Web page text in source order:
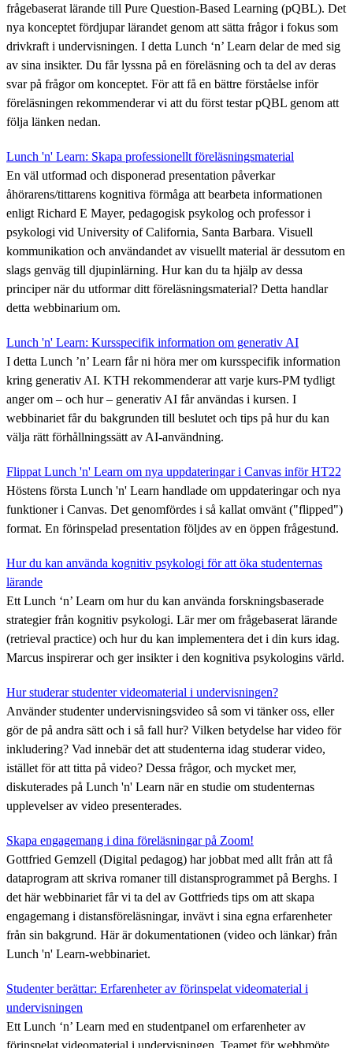
frågebaserat lärande till Pure Question-Based Learning (pQBL). Det
nya konceptet fördjupar lärandet genom att sätta frågor i fokus som
drivkraft i undervisningen. I detta Lunch ‘n’ Learn delar de med sig
av sina insikter. Du får lyssna på en föreläsning och ta del av deras
svar på frågor om konceptet. För att få en bättre förståelse inför
föreläsningen rekommenderar vi att du först testar pQBL genom att
följa länken nedan.
Lunch 'n' Learn: Skapa professionellt föreläsningsmaterial
En väl utformad och disponerad presentation påverkar
åhörarens/tittarens kognitiva förmåga att bearbeta informationen
enligt Richard E Mayer, pedagogisk psykolog och professor i
psykologi vid University of California, Santa Barbara. Visuell
kommunikation och användandet av visuellt material är dessutom en
slags genväg till djupinlärning. Hur kan du ta hjälp av dessa
principer när du utformar ditt föreläsningsmaterial? Detta handlar
detta webbinarium om.
Lunch 'n' Learn: Kursspecifik information om generativ AI
I detta Lunch ’n’ Learn får ni höra mer om kursspecifik information
kring generativ AI. KTH rekommenderar att varje kurs-PM tydligt
anger om – och hur – generativ AI får användas i kursen. I
webbinariet får du bakgrunden till beslutet och tips på hur du kan
välja rätt förhållningssätt av AI-användning.
Flippat Lunch 'n' Learn om nya uppdateringar i Canvas inför HT22
Höstens första Lunch 'n' Learn handlade om uppdateringar och nya
funktioner i Canvas. Det genomfördes i så kallat omvänt ("flipped")
format. En förinspelad presentation följdes av en öppen frågestund.
Hur du kan använda kognitiv psykologi för att öka studenternas
lärande
Ett Lunch ‘n’ Learn om hur du kan använda forskningsbaserade
strategier från kognitiv psykologi. Lär mer om frågebaserat lärande
(retrieval practice) och hur du kan implementera det i din kurs idag.
Marcus inspirerar och ger insikter i den kognitiva psykologins värld.
Hur studerar studenter videomaterial i undervisningen?
Använder studenter undervisningsvideo så som vi tänker oss, eller
gör de på andra sätt och i så fall hur? Vilken betydelse har video för
inkludering? Vad innebär det att studenterna idag studerar video,
istället för att titta på video? Dessa frågor, och mycket mer,
diskuterades på Lunch 'n' Learn när en studie om studenternas
upplevelser av video presenterades.
Skapa engagemang i dina föreläsningar på Zoom!
Gottfried Gemzell (Digital pedagog) har jobbat med allt från att få
dataprogram att skriva romaner till distansprogrammet på Berghs. I
det här webbinariet får vi ta del av Gottfrieds tips om att skapa
engagemang i distansföreläsningar, invävt i sina egna erfarenheter
från sin bakgrund. Här är dokumentationen (video och länkar) från
Lunch 'n' Learn-webbinariet.
Studenter berättar: Erfarenheter av förinspelat videomaterial i
undervisningen
Ett Lunch ‘n’ Learn med en studentpanel om erfarenheter av
förinspelat videomaterial i undervisningen. Teamet för webbmöte,